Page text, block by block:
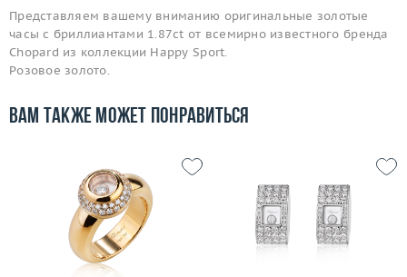
Представляем вашему вниманию оригинальные золотые
часы с бриллиантами 1.87ct от всемирно известного бренда
Chopard из коллекции Happy Sport.
Розовое золото.
Вам также может понравиться